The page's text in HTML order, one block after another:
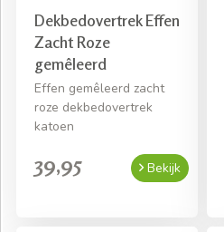
Dekbedovertrek Effen
Zacht Roze
gemêleerd
Effen gemêleerd zacht
roze dekbedovertrek
katoen
39,95 Bekijk